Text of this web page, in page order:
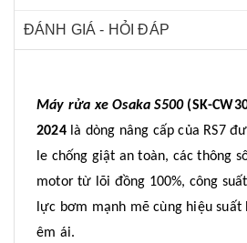
ĐÁNH GIÁ - HỎI ĐÁP
Máy rửa xe Osaka S500(SK-
2024là dòng nâng cấp của RS7
le chống giật an toàn, các thông
motor từ lõi đồng 100%, công
lực bơm mạnh mẽ cùng hiệu suất
êm ái.